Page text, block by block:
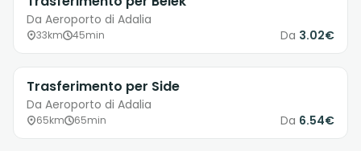
Da Aeroporto di Adalia
33km 45min Da 3.02€
Trasferimento per Side
Da Aeroporto di Adalia
65km 65min Da 6.54€